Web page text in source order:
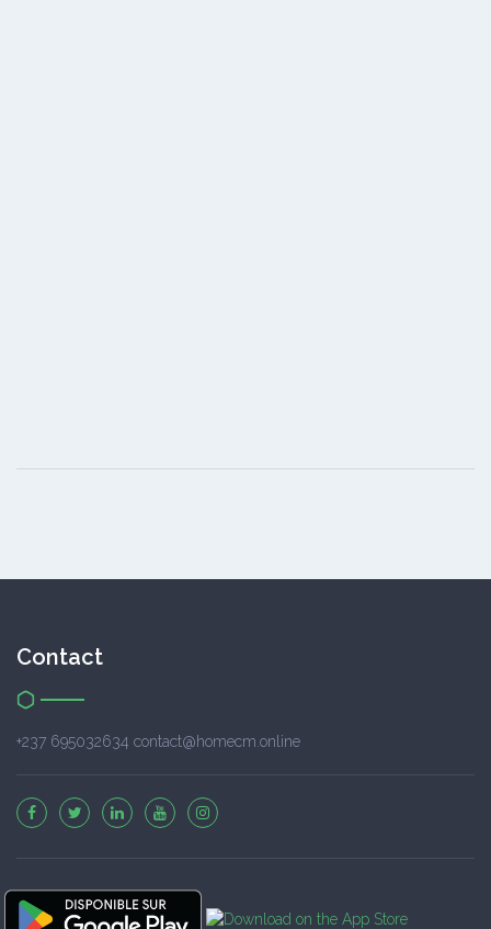
Contact
+237 695032634 contact@homecm.online